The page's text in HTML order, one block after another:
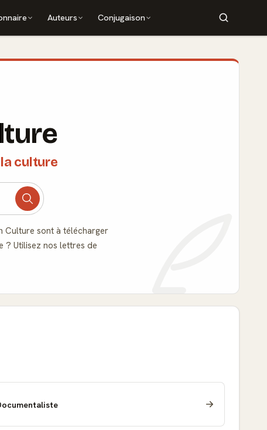
Auteurs Conjugaison
culture
Culture sont à télécharger
? Utilisez nos lettres de